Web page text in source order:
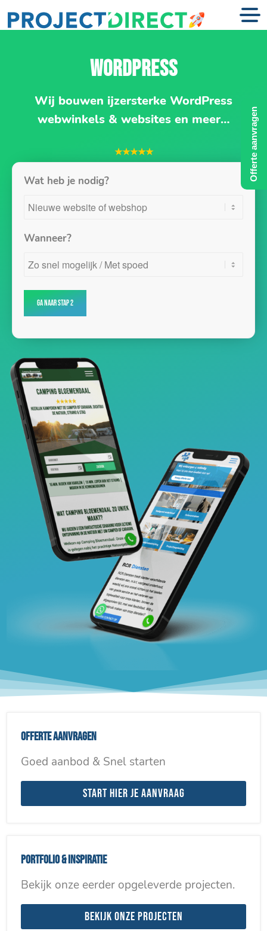
WORDPRESS
Wij bouwen ijzersterke WordPress
webwinkels & websites en meer…
★★★★★
Wat heb je nodig?
Wanneer?
Offerte aanvragen
Goed aanbod & Snel starten
Start hier je aanvraag
Portfolio & inspiratie
Bekijk onze eerder opgeleverde projecten.
Bekijk onze projecten
Offerte aanvragen